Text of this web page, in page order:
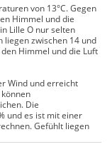
von 13°C. Gegen
Himmel und die
Lille O nur selten
liegen zwischen 14 und
Himmel und die Luft
Wind und erreicht
Die
und es ist mit einer
Gefühlt liegen